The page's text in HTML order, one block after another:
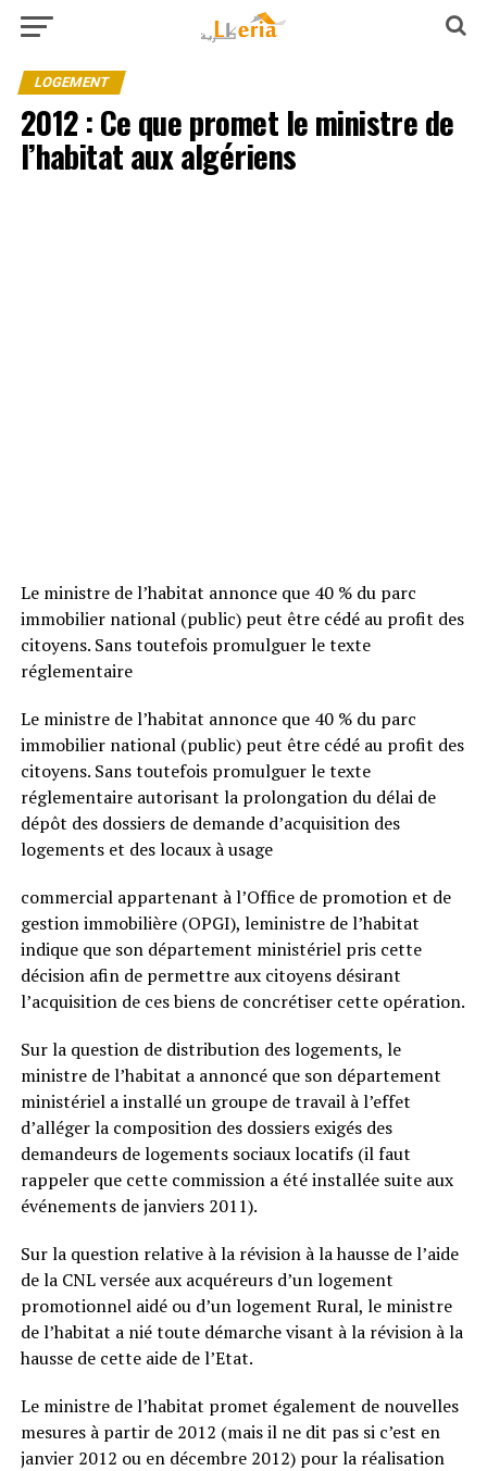
LOGEMENT
2012 : Ce que promet le ministre de
l’habitat aux algériens
Le ministre de l’habitat annonce que 40 % du parc
immobilier national (public) peut être cédé au profit des
citoyens. Sans toutefois promulguer le texte
réglementaire
Le ministre de l’habitat annonce que 40 % du parc
immobilier national (public) peut être cédé au profit des
citoyens. Sans toutefois promulguer le texte
réglementaire autorisant la prolongation du délai de
dépôt des dossiers de demande d’acquisition des
logementset des locaux à usage
commercial appartenant à l’Office de promotion et de
gestion immobilière (OPGI), leministre de l’habitat
indique que son département ministériel pris cette
décision afin de permettre aux citoyens désirant
l’acquisition de ces biens de concrétiser cette opération.
Sur la question de distribution des logements, le
ministre de l’habitat a annoncé que son département
ministériel a installé un groupe de travail à l’effet
d’alléger la composition des dossiers exigés des
demandeurs de logements sociaux locatifs (il faut
rappeler que cette commission a été installée suite aux
événements de janviers 2011).
Sur la question relative à la révision à la hausse de l’aide
de la CNL versée aux acquéreurs d’un logement
promotionnel aidé ou d’un logement Rural, le ministre
de l’habitat a nié toute démarche visant à la révision à la
hausse de cette aide de l’Etat.
Le ministre de l’habitat promet également de nouvelles
mesures à partir de 2012 (mais il ne dit pas si c’est en
janvier 2012 ou en décembre 2012) pour la réalisation